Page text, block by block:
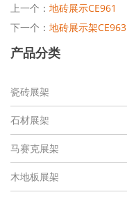
上一个： 地砖展示CE961
下一个： 地砖展示架CE963
产品分类
瓷砖展架
石材展架
马赛克展架
木地板展架